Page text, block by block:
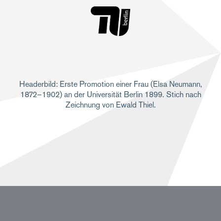
Headerbild: Erste Promotion einer Frau (Elsa Neumann,
1872–1902) an der Universität Berlin 1899. Stich nach
Zeichnung von Ewald Thiel.